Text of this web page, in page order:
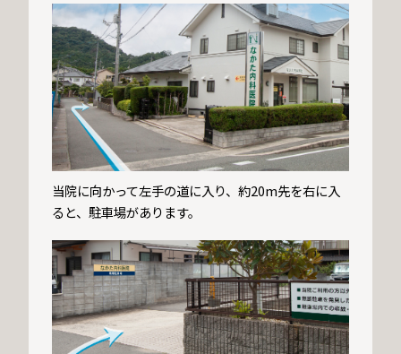
当院に向かって左手の道に入り、約20m先を右に入
ると、駐車場があります。